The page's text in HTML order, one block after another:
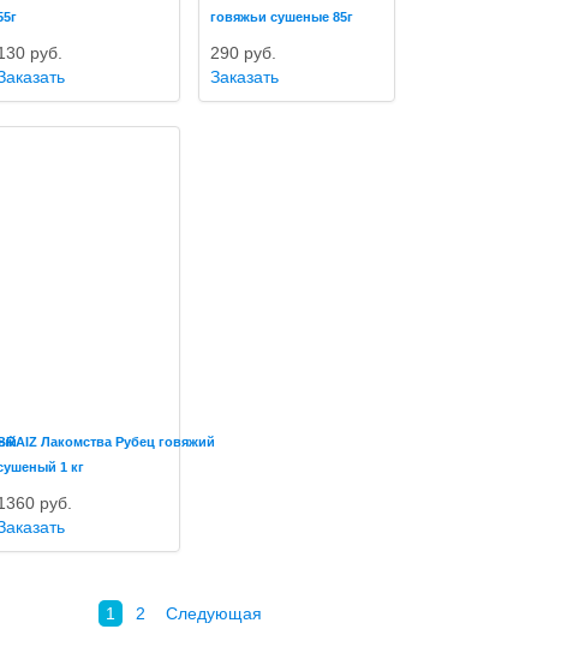
руб.
говяжьи сушеные 85г
290 руб.
Заказать
Лакомства Рубец говяжий
1 кг
руб.
1 2 Следующая